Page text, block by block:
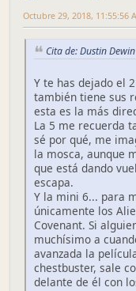
Octubre 29, 2018, 11:55:56
Cita de: Dustin
Y te has dejado el
también tiene sus
esta es la más
La 5 me recuerda
sé por qué, me
la mosca, aunque
que está dando
escapa.
Y la mini 6... para
únicamente los
Covenant. Si
muchísimo a
avanzada la
chestbuster, sale
delante de él con